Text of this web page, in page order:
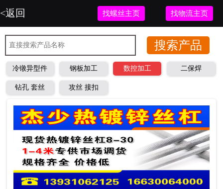
<返回 找螺丝主页 找物流主页
冷镦异型件 钢板加工 数控加工 二保焊
钻孔 套丝 攻丝 接扣